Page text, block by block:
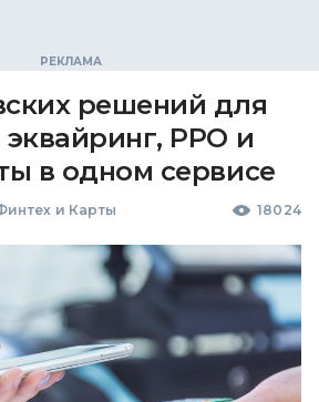
решений для
РРО и
в одном сервисе
и Карты 18024